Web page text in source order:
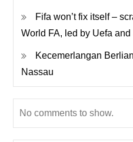
Fifa won’t fix itself –
World FA, led by Uefa
Kecemerlangan
Nassau
No comments to show.